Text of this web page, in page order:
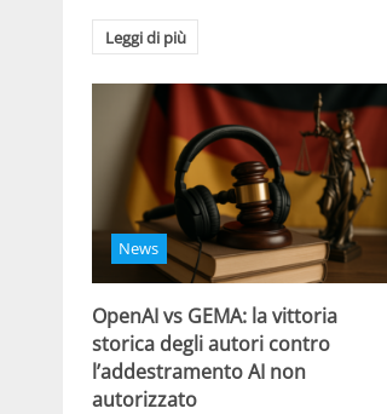
Leggi di più
News
OpenAI vs GEMA: la vittoria
storica degli autori contro
l’addestramento AI non
autorizzato